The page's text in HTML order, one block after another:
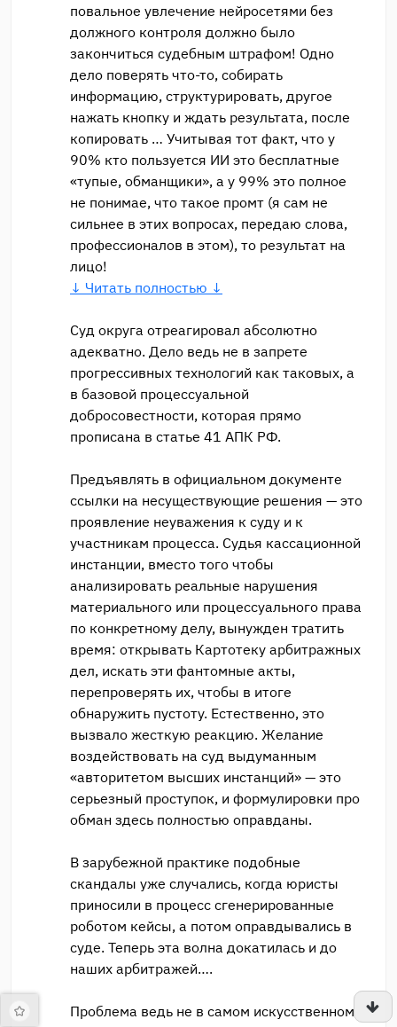
повальное увлечение нейросетями без
должного контроля должно было
закончиться судебным штрафом! Одно
дело поверять что-то, собирать
информацию, структурировать, другое
нажать кнопку и ждать результата, после
копировать … Учитывая тот факт, что у
90% кто пользуется ИИ это бесплатные
«тупые, обманщики», а у 99% это полное
не понимае, что такое промт (я сам не
сильнее в этих вопросах, передаю слова,
профессионалов в этом), то результат на
лицо!
↓ Читать полностью ↓
Суд округа отреагировал абсолютно
адекватно. Дело ведь не в запрете
прогрессивных технологий как таковых, а
в базовой процессуальной
добросовестности, которая прямо
прописана в статье 41 АПК РФ.
Предъявлять в официальном документе
ссылки на несуществующие решения — это
проявление неуважения к суду и к
участникам процесса. Судья кассационной
инстанции, вместо того чтобы
анализировать реальные нарушения
материального или процессуального права
по конкретному делу, вынужден тратить
время: открывать Картотеку арбитражных
дел, искать эти фантомные акты,
перепроверять их, чтобы в итоге
обнаружить пустоту. Естественно, это
вызвало жесткую реакцию. Желание
воздействовать на суд выдуманным
«авторитетом высших инстанций» — это
серьезный проступок, и формулировки про
обман здесь полностью оправданы.
В зарубежной практике подобные
скандалы уже случались, когда юристы
приносили в процесс сгенерированные
роботом кейсы, а потом оправдывались в
суде. Теперь эта волна докатилась и до
наших арбитражей….
Проблема ведь не в самом искусственном